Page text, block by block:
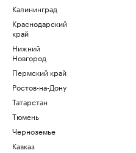
Калининград
Краснодарский
край
Нижний
Новгород
Пермский край
Ростов-на-Дону
Татарстан
Тюмень
Черноземье
Кавказ